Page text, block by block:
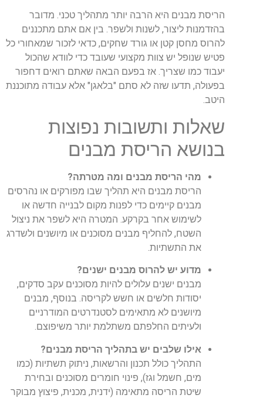
הריסת מבנים היא הרבה יותר מתהליך טכני. מדובר
בהזדמנות ליצור, לשנות ולשפר. בין אם אתם מתכננים
להרוס מחסן קטן או גורד שחקים, כדאי לזכור שמאחורי כל
פטיש שנופל יש צוות מקצועי שעובד כדי לוודא שהכול
יעבוד כמו שצריך. אז בפעם הבאה שאתם רואים דחפור
בפעולה, תדעו שזה לא סתם "בלאגן" אלא עבודה מתוכננת
היטב.
שאלות ותשובות נפוצות
בנושא הריסת מבנים
מהי הריסת מבנים ומה מטרתה?
הריסת מבנים היא תהליך שבו מפורקים או נהרסים
מבנים קיימים כדי לפנות מקום לבנייה חדשה או
לשימוש אחר בקרקע. המטרה היא לשפר את ניצול
השטח, להחליף מבנים מסוכנים או מיושנים ולשדרג
את התשתיות.
מדוע יש להרוס מבנים ישנים?
מבנים ישנים עלולים להיות מסוכנים עקב סדקים,
יסודות חלשים או חשש לקריסה. בנוסף, מבנים
מיושנים לא מתאימים לסטנדרטים המודרניים
ולעיתים החלפתם משתלמת יותר משיפוצם.
אילו שלבים יש בתהליך הריסת מבנים?
התהליך כולל תכנון והרשאות, ניתוק תשתיות (כמו
מים, חשמל וגז), פינוי חומרים מסוכנים ובחירת
שיטת הריסה מתאימה (ידנית, מכנית, פיצוץ מבוקר